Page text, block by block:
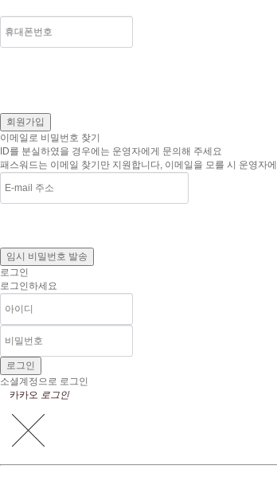
이메일로 비밀번호 찾기
ID를 분실하였을 경우에는 운영자에게 문의해 주세요
패스워드는 이메일 찾기만 지원합니다, 이메일을 모를 시 운영자
로그인
로그인하세요
소셜계정으로 로그인
카카오 로그인